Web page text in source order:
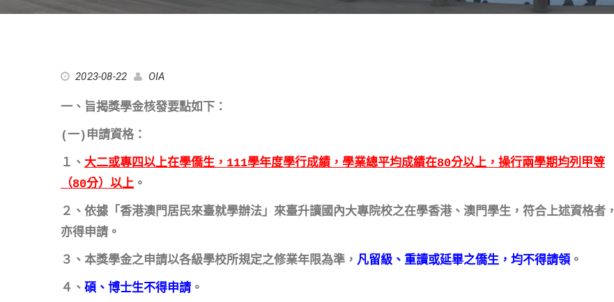
2023-08-22 OIA
一、旨揭獎學金核發要點如下：
(一)申請資格：
１、 大二或專四以上在學僑生，111學年度學行成績，學業總平均成績在80分以上，操行兩學期均列甲等
（80分）以上 。
２、依據「香港澳門居民來臺就學辦法」來臺升讀國內大專院校之在學香港、澳門學生，符合上述資格者，
亦得申請。
３、本獎學金之申請以各級學校所規定之修業年限為準， 凡留級、重讀或延畢之僑生，均不得請領 。
４、 碩、博士生不得申請 。